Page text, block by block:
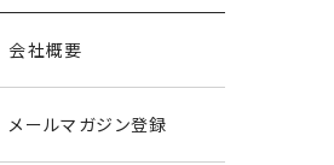
会社概要
メールマガジン登録